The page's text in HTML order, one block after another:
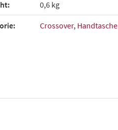
0,6 kg
Crossover, Handtasche